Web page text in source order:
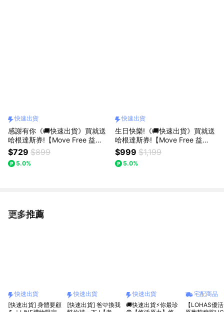
快速出貨
感謝有你《🚚快速出貨》買就送
哈根達斯券!【Move Free 益
節】高鈣強化機能飲30包(禮袋
+祝福小卡)
$729 $899
5.0%
快速出貨
生日快樂!《🚚快速出貨》買就送
哈根達斯券!【Move Free 益
節】高鈣+鎂+維生素D 液態軟膠
囊 (90錠/瓶)(禮袋+祝福小卡)
$999 $1,199
5.0%
更多推薦
看更多
快速出貨
[快速出貨] 身體要顧
快速出貨
[快速出貨] 爸🩷換我
快速出貨
🚚快速出貨⚡你最珍
宅配商品
【LOHAS優